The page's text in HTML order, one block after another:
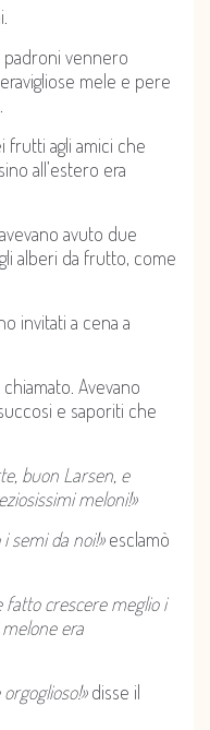
padroni vennero
mele e pere
frutti agli amici che
all’estero era
avuto due
alberi da frutto, come
invitati a cena a
Avevano
e saporiti che
buon Larsen, e
meloni!»
semi da noi!»esclamò
fatto crescere meglio i
era
disse il